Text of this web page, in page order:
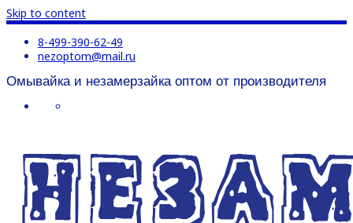
Skip to content
8-499-390-62-49
nezoptom@mail.ru
Омывайка и незамерзайка оптом от производителя